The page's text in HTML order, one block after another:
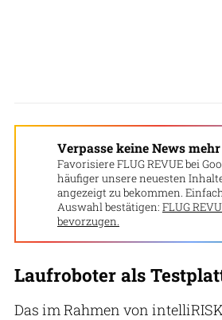
Verpasse keine News mehr
Favorisiere FLUG REVUE bei
häufiger unsere neuesten
angezeigt zu bekommen.
Auswahl bestätigen: FLUG
bevorzugen.
Laufroboter als
Das im Rahmen von